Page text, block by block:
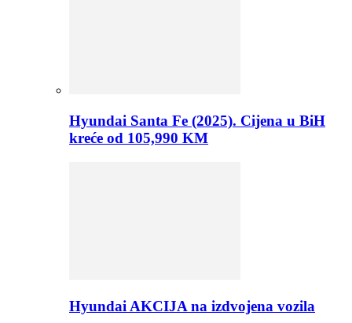
Hyundai Santa Fe (2025). Cijena u BiH
kreće od 105,990 KM
Hyundai AKCIJA na izdvojena vozila